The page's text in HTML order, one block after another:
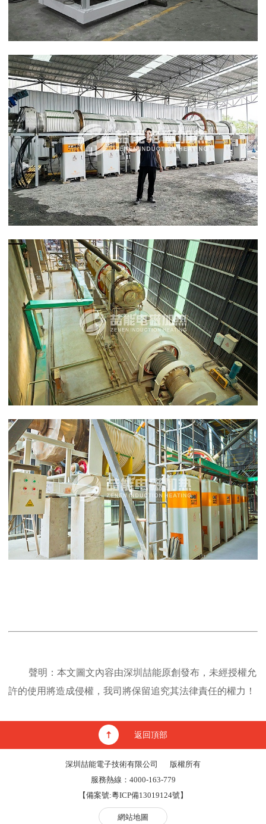
聲明：本文圖文內容由深圳喆能原創發布，未經授權允
許的使用將造成侵權，我司將保留追究其法律責任的權力！
返回頂部
深圳喆能電子技術有限公司
版權所有
服務熱線：4000-163-779
【備案號:粵ICP備13019124號】
網站地圖